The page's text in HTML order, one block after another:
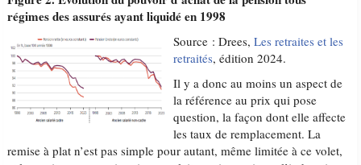
régimes des assurés ayant liquidé en 1998
Source : Drees, Les retraites et les
retraités, édition 2024.
Il y a donc au moins un aspect de
la référence au prix qui pose
question, la façon dont elle affecte
les taux de remplacement. La
remise à plat n’est pas simple pour autant, même limitée à ce volet,